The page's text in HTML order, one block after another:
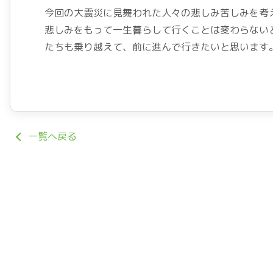
今回の大震災に見舞われた人々の悲しみ苦しみを
悲しみをもって一生暮らして行くことは変わらな
たちも乗り越えて、前に進んで行きたいと思います
一覧へ戻る